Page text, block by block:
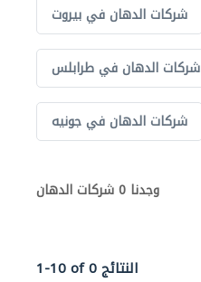
شركات الدهان في بيروت
شركات الدهان في طرابلس
شركات الدهان في جونيه
وجدنا 0 شركات الدهان
1-10 of 0 النتائج